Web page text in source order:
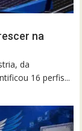
na
da
16 perfis...